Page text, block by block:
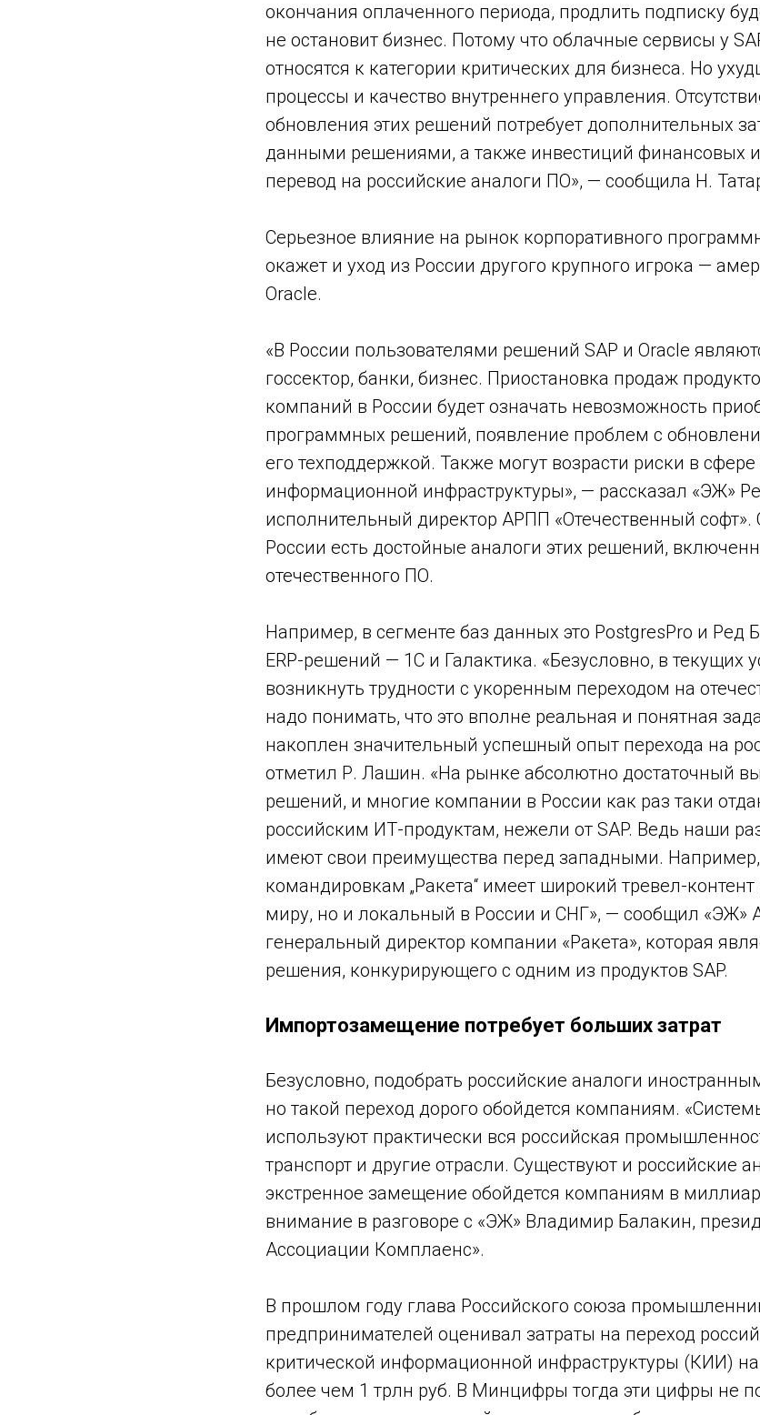
окончания оплаченного периода, продлить подписку
не остановит бизнес. Потому что облачные сервисы у
относятся к категории критических для бизнеса. Но
процессы и качество внутреннего управления.
обновления этих решений потребует дополнительных
данными решениями, а также инвестиций финансовых
перевод на российские аналоги ПО», — сообщила Н.
Серьезное влияние на рынок корпоративного
окажет и уход из России другого крупного игрока —
Oracle.
«В России пользователями решений SAP и Oracle
госсектор, банки, бизнес. Приостановка продаж
компаний в России будет означать невозможность
программных решений, появление проблем с
его техподдержкой. Также могут возрасти риски в
информационной инфраструктуры», — рассказал «ЭЖ»
исполнительный директор АРПП «Отечественный софт».
России есть достойные аналоги этих решений,
отечественного ПО.
Например, в сегменте баз данных это PostgresPro и Ред
ERP-решений — 1С и Галактика. «Безусловно, в текущих
возникнуть трудности с укоренным переходом на
надо понимать, что это вполне реальная и понятная
накоплен значительный успешный опыт перехода на
отметил Р. Лашин. «На рынке абсолютно достаточный
решений, и многие компании в России как раз таки
российским ИТ-продуктам, нежели от SAP. Ведь наши
имеют свои преимущества перед западными.
командировкам „Ракета“ имеет широкий тревел-
миру, но и локальный в России и СНГ», — сообщил «ЭЖ»
генеральный директор компании «Ракета», которая
решения, конкурирующего с одним из продуктов SAP.
Импортозамещение потребует больших затрат
Безусловно, подобрать российские аналоги
но такой переход дорого обойдется компаниям.
используют практически вся российская
транспорт и другие отрасли. Существуют и российские
экстренное замещение обойдется компаниям в
внимание в разговоре с «ЭЖ» Владимир Балакин,
Ассоциации Комплаенс».
В прошлом году глава Российского союза
предпринимателей оценивал затраты на переход
критической информационной инфраструктуры (КИИ) на
более чем 1 трлн руб. В Минцифры тогда эти цифры не